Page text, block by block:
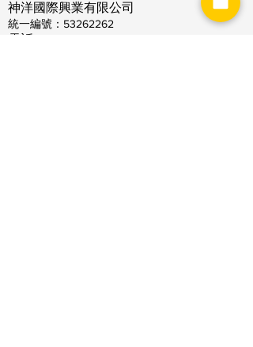
神洋國際興業有限公司
​統一編號：53262262
電話：03-4891689